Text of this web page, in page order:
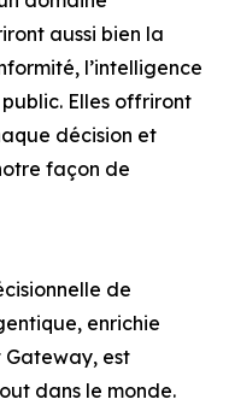
aussi bien la
l’intelligence
Elles offriront
décision et
façon de
de
enrichie
Gateway, est
dans le monde.